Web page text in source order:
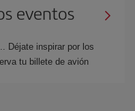
eventos
Déjate inspirar por los
tu billete de avión